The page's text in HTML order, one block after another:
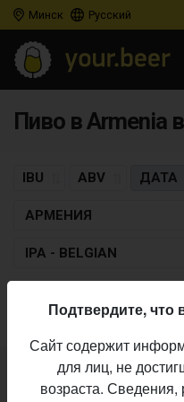
Минск Русский
Пиво в Armenia
IBU ABV ДАТА
АРМЕНИЯ
IPA - BELGIAN
Не нашли ваш бар
Подтвердите, что
Сайт содержит
для лиц, не
возраста.